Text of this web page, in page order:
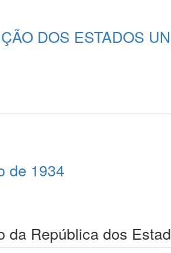
DOS ESTADOS
de 1934
da República dos